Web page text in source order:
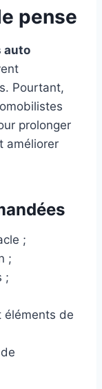
pense
auto
Pourtant,
prolonger
améliorer
;
;
;
éléments de